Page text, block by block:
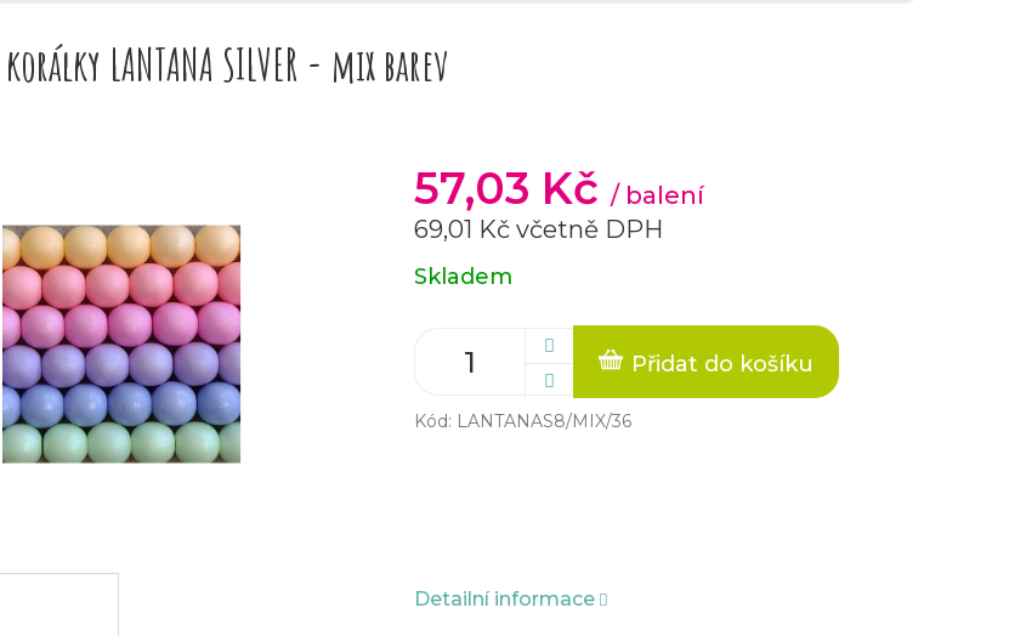
LANTANA SILVER - mix barev
57,03 Kč / balení
69,01 Kč včetně DPH
Měrná
cena:
Skladem
Přidat do košíku
Kód: LANTANAS8/MIX/36
Detailní informace